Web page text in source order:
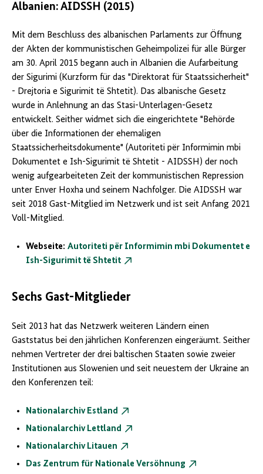
Albanien: AIDSSH (2015)
Mit dem Beschluss des albanischen Parlaments zur Öffnung
der Akten der kommunistischen Geheimpolizei für alle Bürger
am 30. April 2015 begann auch in Albanien die Aufarbeitung
der Sigurimi (Kurzform für das "Direktorat für Staatssicherheit"
- Drejtoria e Sigurimit të Shtetit). Das albanische Gesetz
wurde in Anlehnung an das Stasi-Unterlagen-Gesetz
entwickelt. Seither widmet sich die eingerichtete "Behörde
über die Informationen der ehemaligen
Staatssicherheitsdokumente" (Autoriteti për Informimin mbi
Dokumentet e Ish-Sigurimit të Shtetit - AIDSSH) der noch
wenig aufgearbeiteten Zeit der kommunistischen Repression
unter Enver Hoxha und seinem Nachfolger. Die AIDSSH war
seit 2018 Gast-Mitglied im Netzwerk und ist seit Anfang 2021
Voll-Mitglied.
Webseite: Autoriteti për Informimin mbi Dokumentet e
Ish-Sigurimit të Shtetit
Sechs Gast-Mitglieder
Seit 2013 hat das Netzwerk weiteren Ländern einen
Gaststatus bei den jährlichen Konferenzen eingeräumt. Seither
nehmen Vertreter der drei baltischen Staaten sowie zweier
Institutionen aus Slowenien und seit neuestem der Ukraine an
den Konferenzen teil:
Nationalarchiv Estland
Nationalarchiv Lettland
Nationalarchiv Litauen
Das Zentrum für Nationale Versöhnung